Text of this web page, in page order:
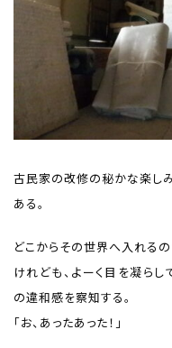
古民家の改修の秘かな楽し
ある。
どこからその世界へ入れるの
けれども、よーく目を凝ら
の違和感を察知する。
「お、あったあった！」